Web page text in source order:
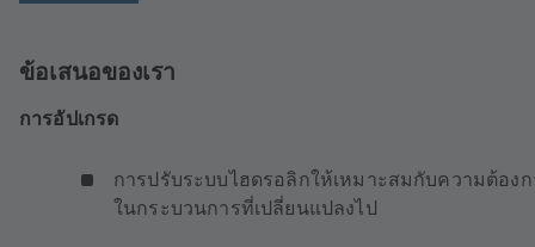
ข้อเสนอของเรา
การอัปเกรด
การปรับระบบไฮดรอลิกให้เหมาะสมกับความต้องก
ในกระบวนการที่เปลี่ยนแปลงไป